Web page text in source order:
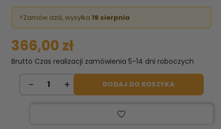
⚡Zamów dziś, wysyłka 19 sierpnia
366,00 zł
Brutto Czas realizacji zamówienia 5-14 dni roboczych
DODAJ DO KOSZYKA
favorite_border